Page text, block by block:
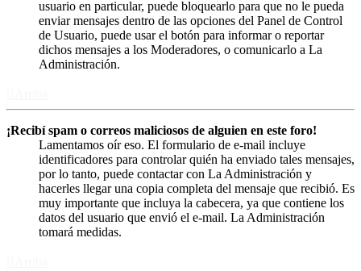
usuario en particular, puede bloquearlo para que no le pueda
enviar mensajes dentro de las opciones del Panel de Control
de Usuario, puede usar el botón para informar o reportar
dichos mensajes a los Moderadores, o comunicarlo a La
Administración.
¡Recibí spam o correos maliciosos de alguien en este foro!
Lamentamos oír eso. El formulario de e-mail incluye
identificadores para controlar quién ha enviado tales mensajes,
por lo tanto, puede contactar con La Administración y
hacerles llegar una copia completa del mensaje que recibió. Es
muy importante que incluya la cabecera, ya que contiene los
datos del usuario que envió el e-mail. La Administración
tomará medidas.